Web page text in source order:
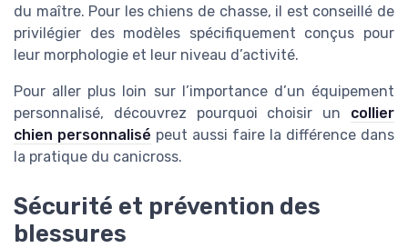
du maître. Pour les chiens de chasse, il est conseillé de
privilégier des modèles spécifiquement conçus pour
leur morphologie et leur niveau d’activité.
Pour aller plus loin sur l’importance d’un équipement
personnalisé, découvrez pourquoi choisir un collier
chien personnalisé peut aussi faire la différence dans
la pratique du canicross.
Sécurité et prévention des
blessures